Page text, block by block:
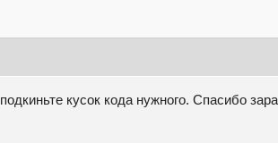
кусок кода нужного. Спасибо